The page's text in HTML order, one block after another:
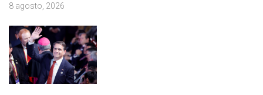
8 agosto, 2026